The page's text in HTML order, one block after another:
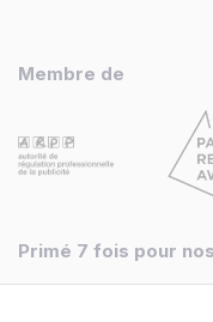
Membre de
Primé 7 fois pour